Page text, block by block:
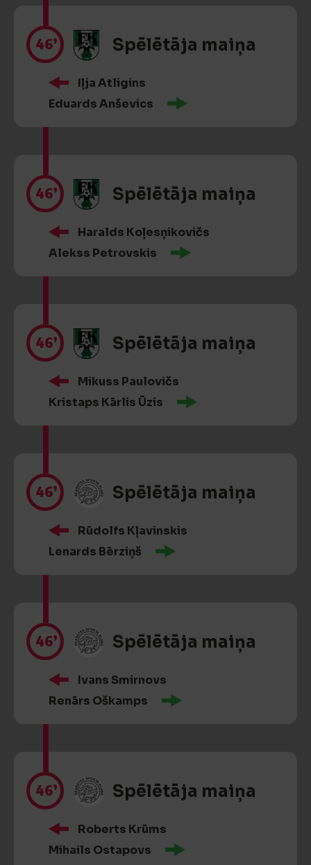
46’ Spēlētāja maiņa
Iļja Atligins
Eduards Anševics
46’ Spēlētāja maiņa
Haralds Koļesņikovičs
Alekss Petrovskis
46’ Spēlētāja maiņa
Mikuss Paulovičs
Kristaps Kārlis Ūzis
46’ Spēlētāja maiņa
Rūdolfs Kļavinskis
Lenards Bērziņš
46’ Spēlētāja maiņa
Ivans Smirnovs
Renārs Oškamps
46’ Spēlētāja maiņa
Roberts Krūms
Mihails Ostapovs